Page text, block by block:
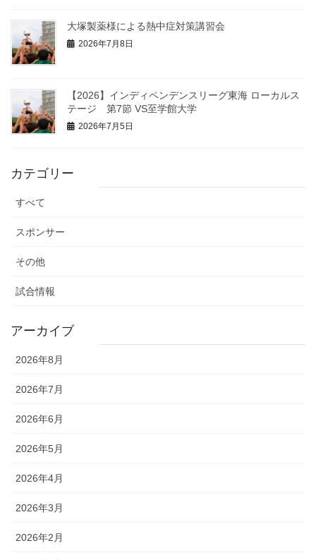
大塚製薬様による熱中症対策講習会
2026年7月8日
【2026】インディペンデンスリーグ東海 ローカルス
テージ 第7節 VS至学館大学
2026年7月5日
カテゴリー
すべて
スポンサー
その他
試合情報
アーカイブ
2026年8月
2026年7月
2026年6月
2026年5月
2026年4月
2026年3月
2026年2月